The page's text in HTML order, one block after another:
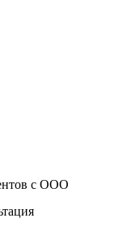
с ООО